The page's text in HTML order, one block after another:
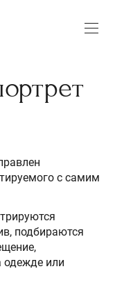
с самим
подбираются
одежде или